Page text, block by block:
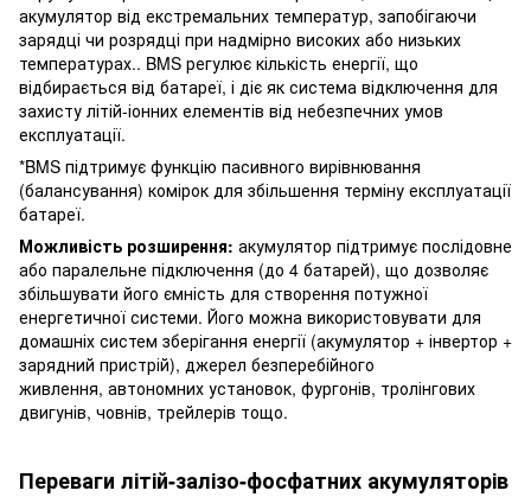
акумулятор від екстремальних температур, запобігаючи
зарядці чи розрядці при надмірно високих або низьких
температурах.. BMS регулює кількість енергії, що
відбирається від батареї, і діє як система відключення для
захисту літій-іонних елементів від небезпечних умов
експлуатації.
*BMS підтримує функцію пасивного вирівнювання
(балансування) комірок для збільшення терміну експлуатації
батареї.
Можливість розширення: акумулятор підтримує послідовне
або паралельне підключення (до 4 батарей), що дозволяє
збільшувати його ємність для створення потужної
енергетичної системи. Його можна використовувати для
домашніх систем зберігання енергії (акумулятор + інвертор +
зарядний пристрій), джерел безперебійного
живлення, автономних установок, фургонів, тролінгових
двигунів, човнів, трейлерів тощо.
Переваги літій-залізо-фосфатних акумуляторів